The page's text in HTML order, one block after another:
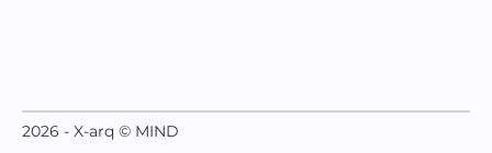
2026 - X-arq © MIND